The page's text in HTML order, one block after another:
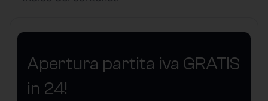
Apertura partita iva GRATIS
in 24!